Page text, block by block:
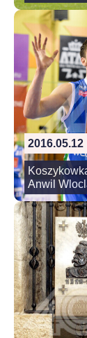
2016.05.12
Anwil